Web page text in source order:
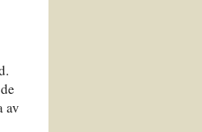
av